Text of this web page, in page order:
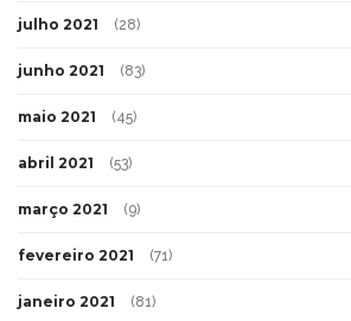
julho 2021 (28)
junho 2021 (83)
maio 2021 (45)
abril 2021 (53)
março 2021 (9)
fevereiro 2021 (71)
janeiro 2021 (81)